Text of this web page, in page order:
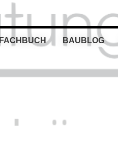
FACHBUCH BAUBLOG